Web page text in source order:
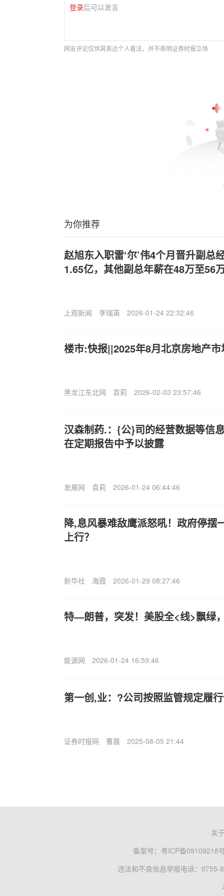
登录后可以发言
网友评论仅供其表达个人看法，并不表明证券时报立场
为你推荐
赵旭东入职雷‘尔’伟4个月晋升副总
1.65亿，其他副总年薪在48万至56
上观新闻 李瑞英 2026-01-24 22:32:46
楼市:快报||2025年8月北京房地产市
黑龙江东北网 袁莉 2026-02-03 23:57:46
汉森制药.：{公}司的经营数据等信
在定期报告中予以披露
发展网 袁莉 2026-01-24 06:44:46
降,息风暴难敌鹰派怒吼！政府停摆
上行？
新华社 海霞 2026-01-29 08:27:46
特—朗普，突发！美股全<线>飘绿
能源网 2026-01-24 16:59:46
第一创,业：?公司按照监管规定履
证券时报网 曹晨 2025-08-05 21:44
关
备案号： 粤ICP备09109218
违法和不良信息举报电话：0755-